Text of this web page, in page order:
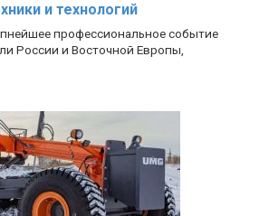
и технологий
профессиональное событие
России и Восточной Европы,